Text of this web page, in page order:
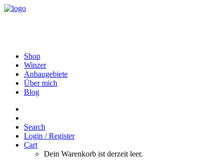
Shop
Winzer
Anbaugebiete
Über mich
Blog
Search
Login / Register
Cart
Dein Warenkorb ist derzeit leer.